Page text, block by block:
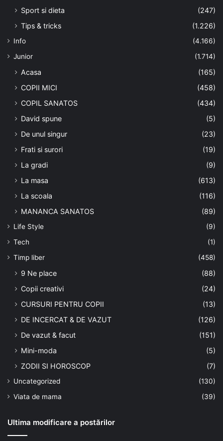
Sport si dieta
(247)
Tips & tricks
(1.226)
Info
(4.166)
Junior
(1.714)
Acasa
(165)
COPII MICI
(458)
COPIL SANATOS
(434)
David spune
(5)
De unul singur
(23)
Frati si surori
(19)
La gradi
(9)
La masa
(613)
La scoala
(116)
MANANCA SANATOS
(89)
Life Style
(9)
Tech
(1)
Timp liber
(458)
9 Ne place
(88)
Copii creativi
(24)
CURSURI PENTRU COPII
(13)
DE INCERCAT & DE VAZUT
(126)
De vazut & facut
(151)
Mini-moda
(5)
ZODII SI HOROSCOP
(7)
Uncategorized
(130)
Viata de mama
(39)
Ultima modificare a postărilor